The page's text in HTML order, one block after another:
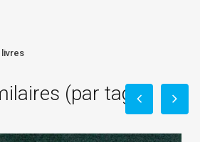
(par tag)